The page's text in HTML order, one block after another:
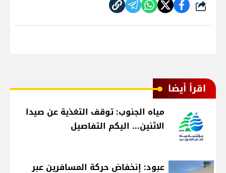
شارك
اقرأ أيضا
مياه الجنوب: توقف التغذية عن صيدا
الاثنين... اليكم التفاصيل
عبود: إنخفاض حركة المسافرين عبر